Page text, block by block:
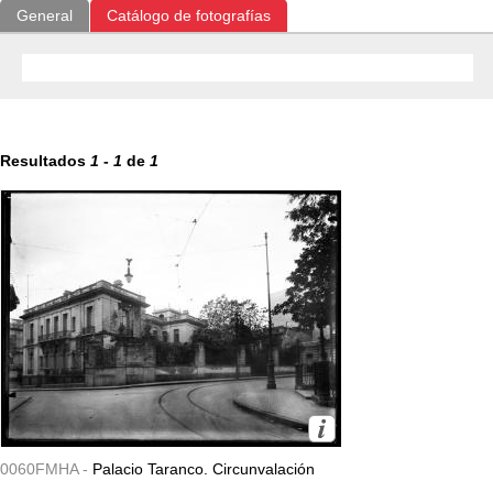
General Catálogo de fotografías
Resultados 1 - 1 de 1
0060FMHA - Palacio Taranco. Circunvalación